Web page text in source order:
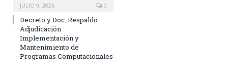
JULIO 9, 2026 0
Decreto y Doc. Respaldo
Adjudicación
Implementación y
Mantenimiento de
Programas Computacionales